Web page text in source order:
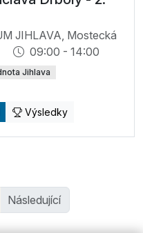
JIHLAVA, Mostecká
09:00 - 14:00
Jihlava
Výsledky
Následující